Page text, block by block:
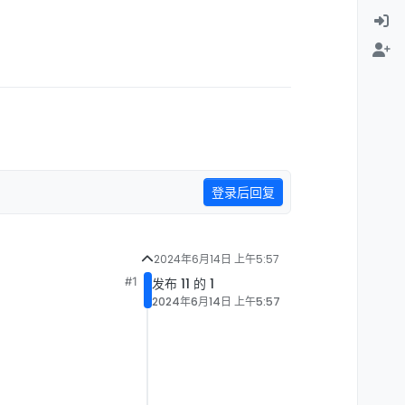
登录后回复
#1
2024年6月14日 上午5:57
发布 11 的 1
2024年6月14日 上午5:57